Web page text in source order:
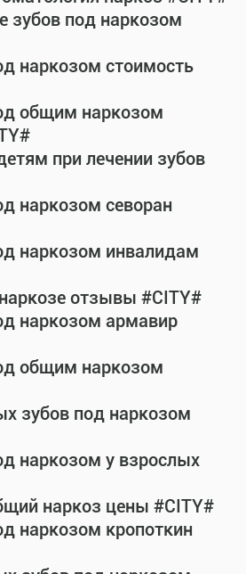
зубов под наркозом
наркозом стоимость
общим наркозом
при лечении зубов
наркозом севоран
наркозом инвалидам
отзывы #CITY#
наркозом армавир
общим наркозом
зубов под наркозом
наркозом у взрослых
наркоз цены #CITY#
наркозом кропоткин